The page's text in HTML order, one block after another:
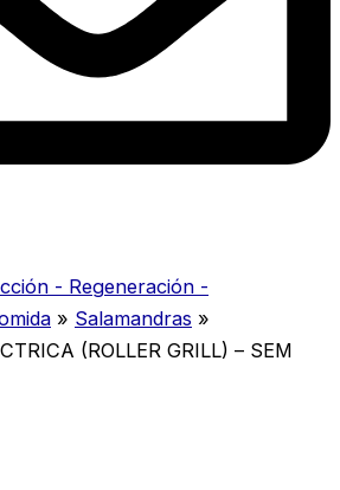
- Regeneración -
» Salamandras »
(ROLLER GRILL) – SEM